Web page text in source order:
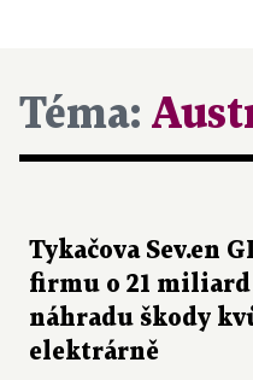
Téma:
Tykačova Sev.en
firmu o 21 miliard
náhradu škody
elektrárně